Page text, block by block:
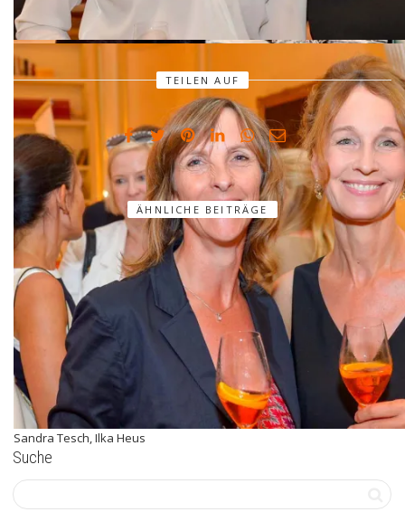
Birgit von Have, Gaby Bethge
Nadine Geigle, Steffi Oesterwind
Sandra Tesch, Ilka Heus
TEILEN AUF
ÄHNLICHE BEITRÄGE
Suche